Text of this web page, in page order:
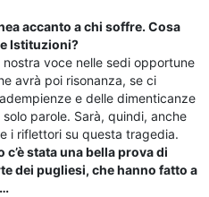
accanto a chi soffre. Cosa
Istituzioni?
voce nelle sedi opportune
avrà poi risonanza, se ci
e delle dimenticanze
parole. Sarà, quindi, anche
i riflettori su questa tragedia.
stata una bella prova di
dei pugliesi, che hanno fatto a